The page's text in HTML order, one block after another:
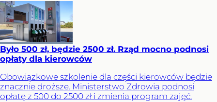
Było 500 zł, będzie 2500 zł. Rząd mocno podnosi
opłaty dla kierowców
Obowiązkowe szkolenie dla części kierowców będzie
znacznie droższe. Ministerstwo Zdrowia podnosi
opłatę z 500 do 2500 zł i zmienia program zajęć.